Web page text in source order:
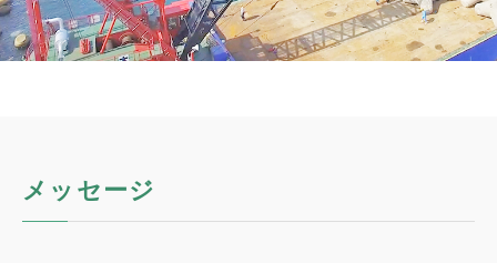
メッセージ